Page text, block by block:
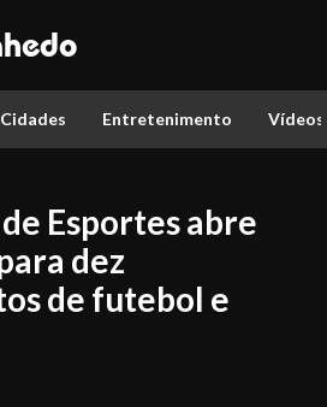
Cidades Entretenimento Vídeos
Esportes abre
dez
de futebol e